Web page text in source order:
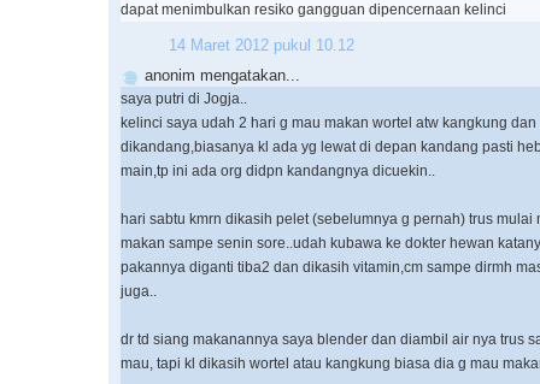
dapat menimbulkan resiko gangguan dipencernaan kelinci
14 Maret 2012 pukul 10.12
anonim mengatakan...
saya putri di Jogja..
kelinci saya udah 2 hari g mau makan wortel atw kangkung
dikandang,biasanya kl ada yg lewat di depan kandang pasti
main,tp ini ada org didpn kandangnya dicuekin..
hari sabtu kmrn dikasih pelet (sebelumnya g pernah) trus mulai
makan sampe senin sore..udah kubawa ke dokter hewan
pakannya diganti tiba2 dan dikasih vitamin,cm sampe dirmh
juga..
dr td siang makanannya saya blender dan diambil air nya trus
mau, tapi kl dikasih wortel atau kangkung biasa dia g mau